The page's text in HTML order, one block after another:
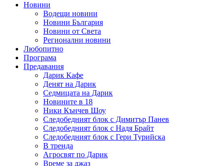
Новини
Водещи новини
Новини България
Новини от Света
Регионални новини
Любопитно
Програма
Предавания
Дарик Кафе
Денят на Дарик
Седмицата на Дарик
Новините в 18
Ники Кънчев Шоу
Следобедният блок с Димитър Панев
Следобедният блок с Надя Брайт
Следобедният блок с Гери Турийска
В тренда
Агросвят по Дарик
Време за джаз